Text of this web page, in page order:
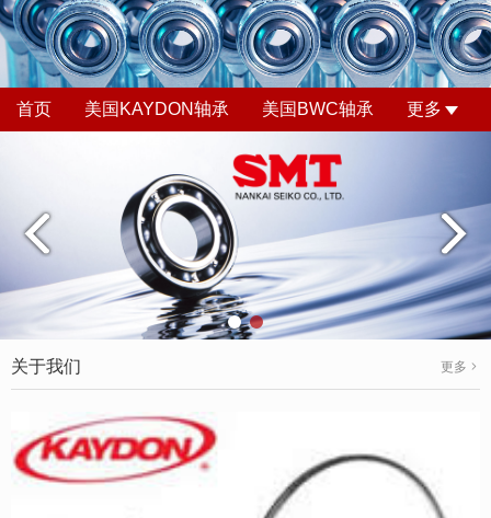
首页 美国KAYDON轴承 美国BWC轴承 更多
关于我们 更多